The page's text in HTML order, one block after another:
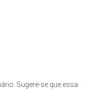
Sugere-se que essa